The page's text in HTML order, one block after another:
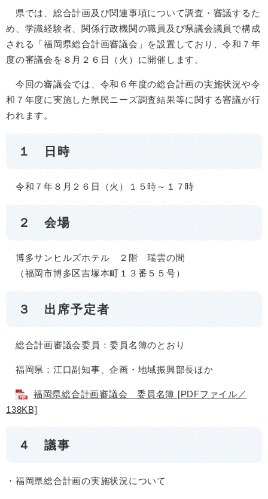
県では、総合計画及び関連事項について調査・審議するた
め、学識経験者、関係行政機関の職員及び県議会議員で構成
される「福岡県総合計画審議会」を設置しており、令和７年
度の審議会を８月２６日（火）に開催します。
今回の審議会では、令和６年度の総合計画の実施状況や令
和７年度に実施した県民ニーズ調査結果等に関する審議が行
われます。
１ 日時
令和７年８月２６日（火）１５時～１７時
２ 会場
博多サンヒルズホテル ２階 瑞雲の間
（福岡市博多区吉塚本町１３番５５号）
３ 出席予定者
総合計画審議会委員：委員名簿のとおり
福岡県：江口副知事、企画・地域振興部長ほか
福岡県総合計画審議会 委員名簿 [PDFファイル／
138KB]
４ 議事
・福岡県総合計画の実施状況について